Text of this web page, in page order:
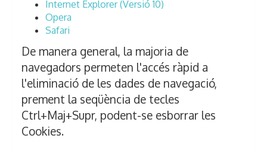
Internet Explorer (Versió 10)
Opera
Safari
De manera general, la majoria de
navegadors permeten l'accés ràpid a
l'eliminació de les dades de navegació,
prement la seqüència de tecles
Ctrl+Maj+Supr, podent-se esborrar les
Cookies.